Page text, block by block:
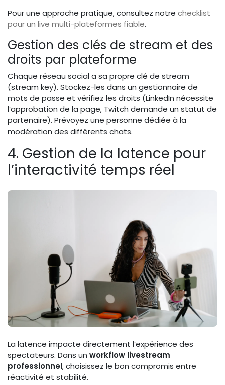
Pour une approche pratique, consultez notre checklist
pour un live multi-plateformes fiable.
Gestion des clés de stream et des
droits par plateforme
Chaque réseau social a sa propre clé de stream
(stream key). Stockez-les dans un gestionnaire de
mots de passe et vérifiez les droits (LinkedIn nécessite
l’approbation de la page, Twitch demande un statut de
partenaire). Prévoyez une personne dédiée à la
modération des différents chats.
4. Gestion de la latence pour
l’interactivité temps réel
La latence impacte directement l’expérience des
spectateurs. Dans un workflow livestream
professionnel, choisissez le bon compromis entre
réactivité et stabilité.